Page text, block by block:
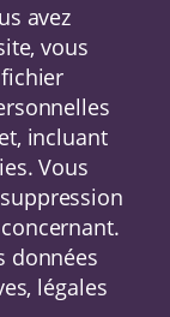
avez
vous
incluant
Vous
données
légales